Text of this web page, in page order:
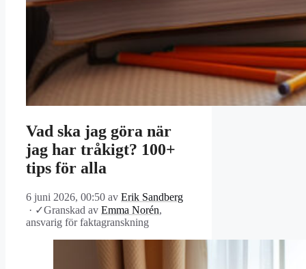
Vad ska jag göra när
jag har tråkigt? 100+
tips för alla
6 juni 2026, 00:50 av Erik Sandberg
· ✓Granskad av Emma Norén,
ansvarig för faktagranskning